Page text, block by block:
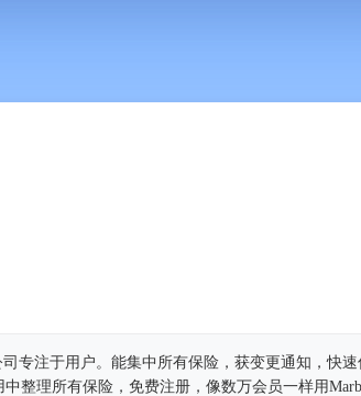
专注于用户。能集中所有保险，获变更通知，快
整理所有保险，免费注册，像数万会员一样用